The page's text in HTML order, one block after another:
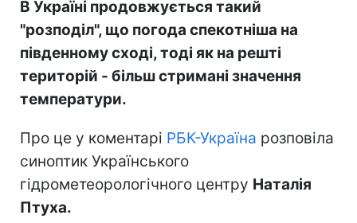
В Україні продовжується такий
"розподіл", що погода спекотніша на
південному сході, тоді як на решті
територій - більш стримані значення
температури.
Про це у коментарі РБК-Україна розповіла
синоптик Українського
гідрометеорологічного центру Наталія
Птуха.